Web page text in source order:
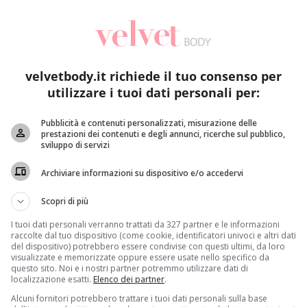
cellulite? Sì, se mixata con la frutta e la verdura più adatta
è già un must: nelle palestre o negli uffici, non è
più disparate,ognuna mirata per il raggiungimento di
cellulite, allora la frutta e verdura da mixare è
contiene la pepsina, ottima per bruciare i grassi e
la cellulite; la menta è un valido alleato per il gas
passare per la salute(LEGGI ANCHE: QUANTA ACQUA
e gradevole . Lo è zenzero è forte ma viene mitigato
velvetbody.it richiede il tuo consenso per
utilizzare i tuoi dati personali per:
Pubblicità e contenuti personalizzati, misurazione delle
prestazioni dei contenuti e degli annunci, ricerche sul pubblico,
sviluppo di servizi
Archiviare informazioni su dispositivo e/o accedervi
Scopri di più
I tuoi dati personali verranno trattati da 327 partner e le informazioni
raccolte dal tuo dispositivo (come cookie, identificatori univoci e altri dati
del dispositivo) potrebbero essere condivise con questi ultimi, da loro
visualizzate e memorizzate oppure essere usate nello specifico da
questo sito. Noi e i nostri partner potremmo utilizzare dati di
localizzazione esatti. Elenco dei partner.
Alcuni fornitori potrebbero trattare i tuoi dati personali sulla base